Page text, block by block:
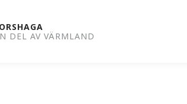
DEL AV VÄRMLAND